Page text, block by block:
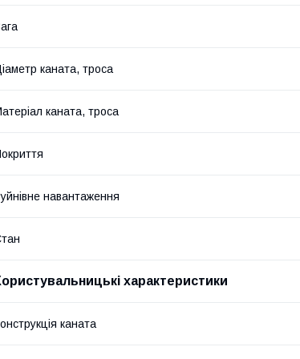
каната, троса
каната, троса
навантаження
характеристики
каната